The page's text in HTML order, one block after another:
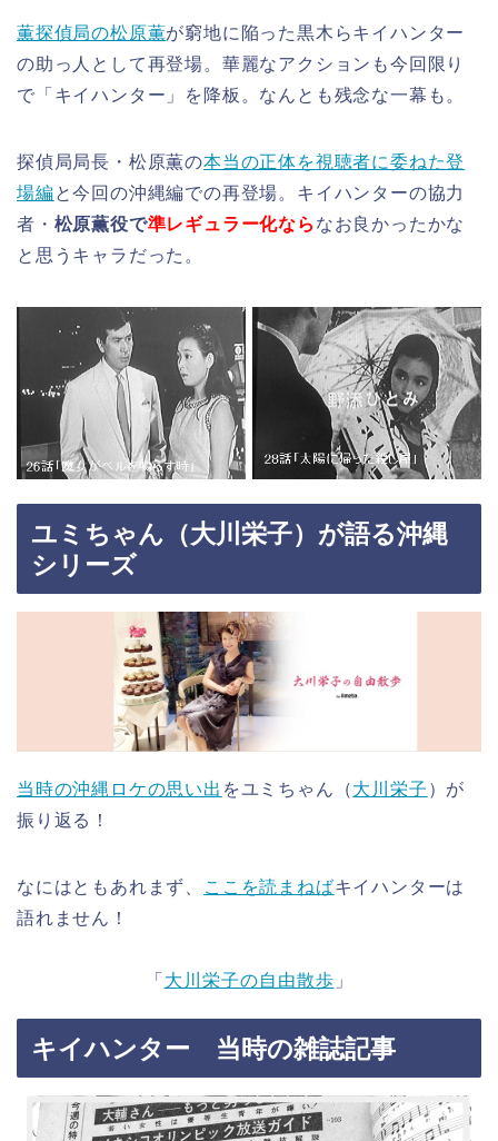
薫探偵局の松原薫が窮地に陥った黒木らキイハンター
の助っ人として再登場。華麗なアクションも今回限り
で「キイハンター」を降板。なんとも残念な一幕も。
探偵局局長・松原薫の本当の正体を視聴者に委ねた登
場編と今回の沖縄編での再登場。キイハンターの協力
者・ 松原薫役で準レギュラー化なら なお良かったかな
と思うキャラだった。
ユミちゃん（大川栄子）が語る沖縄
シリーズ
当時の沖縄ロケの思い出 をユミちゃん（大川栄子 ）が
振り返る！
なにはともあれまず、 ここを読まねばキイハンターは
語れません！
「 大川栄子の自由散歩 」
キイハンター 当時の雑誌記事